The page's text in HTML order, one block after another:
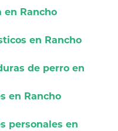
en Rancho
en Rancho
de perro en
en Rancho
personales en